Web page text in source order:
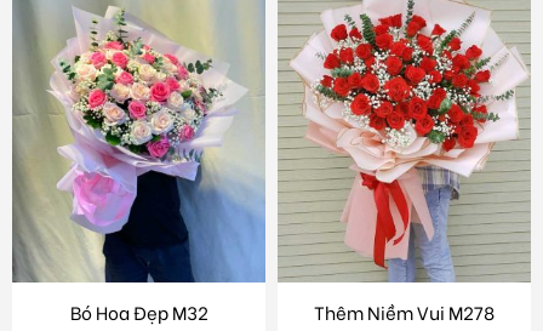
Bó Hoa Đẹp M32 Thêm Niềm Vui M278